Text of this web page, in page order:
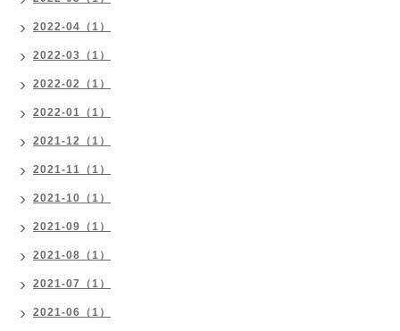
2022-04（1）
2022-03（1）
2022-02（1）
2022-01（1）
2021-12（1）
2021-11（1）
2021-10（1）
2021-09（1）
2021-08（1）
2021-07（1）
2021-06（1）